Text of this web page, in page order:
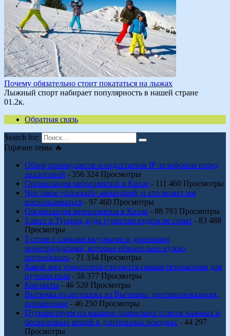
Почему обязательно стоит покататься на лыжах
Лыжный спорт набирает популярность в нашей стране
01.2к.
Обратная связь
Search for:
Горячие темы 🔥
Обзор преимуществ и недостатков IP-телефонии перед
аналоговой - 356 324 Просмотры
Организация мероприятий в Китае - 111 460 Просмотры
Что такое «плоский» авиатариф, и кто может им
воспользоваться - 97 460 Просмотры
Организация мероприятия в Китае - 88 793 Просмотры
5 мест в Турции, куда туристам ездить не стоит - 83 488
Просмотры
5 стран с самыми вкусными и дешевыми
морепродуктами, которые обязательно нужно
попробовать - 71 334 Просмотры
Какой вид транспорта считается самым безопасным для
путешествия - 58 377 Просмотры
Контакты - 46 520 Просмотры
Вытяжка из артишока из Вьетнама: противопоказания,
применение - 46 250 Просмотры
Путешествуем на машине правильно: список важных и
бесполезных вещей в длительных поездках - 44 297
Просмотры